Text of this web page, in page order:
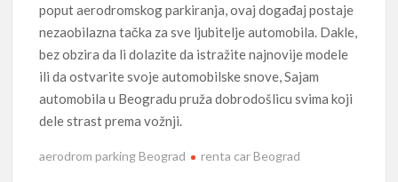
poput aerodromskog parkiranja, ovaj događaj postaje
nezaobilazna tačka za sve ljubitelje automobila. Dakle,
bez obzira da li dolazite da istražite najnovije modele
ili da ostvarite svoje automobilske snove, Sajam
automobila u Beogradu pruža dobrodošlicu svima koji
dele strast prema vožnji.
aerodrom parking Beograd renta car Beograd